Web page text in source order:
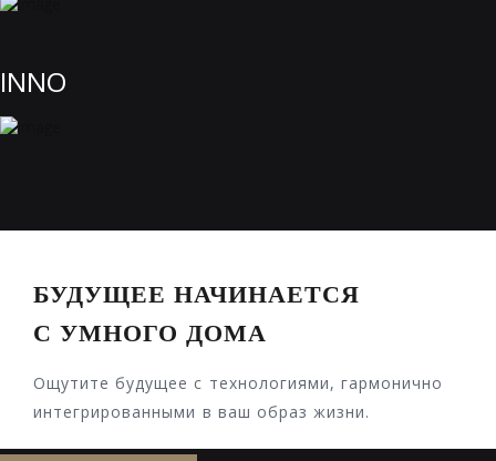
INNO
БУДУЩЕЕ НАЧИНАЕТСЯ
С УМНОГО ДОМА
Ощутите будущее с технологиями, гармонично
интегрированными в ваш образ жизни.